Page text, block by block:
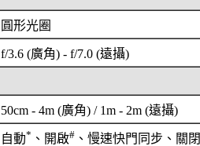
圓形光圈
f/3.6 (廣角) - f/7.0 (遠攝)
50cm - 4m (廣角) / 1m - 2m (遠攝)
自動* 、開啟# 、慢速快門同步、關閉